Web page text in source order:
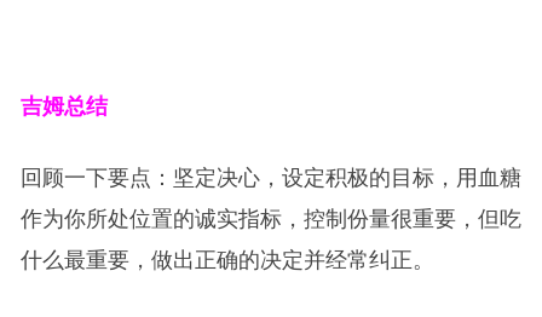
吉姆总结
回顾一下要点：坚定决心，设定积极的目标，用血糖
作为你所处位置的诚实指标，控制份量很重要，但吃
什么最重要，做出正确的决定并经常纠正。